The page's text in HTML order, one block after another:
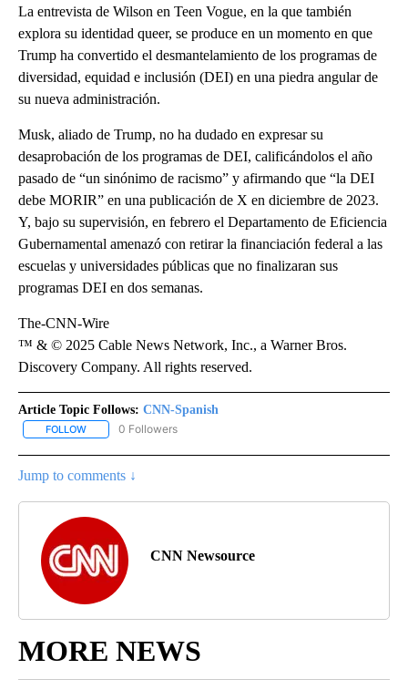
La entrevista de Wilson en Teen Vogue, en la que también
explora su identidad queer, se produce en un momento en que
Trump ha convertido el desmantelamiento de los programas de
diversidad, equidad e inclusión (DEI) en una piedra angular de
su nueva administración.
Musk, aliado de Trump, no ha dudado en expresar su
desaprobación de los programas de DEI, calificándolos el año
pasado de “un sinónimo de racismo” y afirmando que “la DEI
debe MORIR” en una publicación de X en diciembre de 2023.
Y, bajo su supervisión, en febrero el Departamento de Eficiencia
Gubernamental amenazó con retirar la financiación federal a las
escuelas y universidades públicas que no finalizaran sus
programas DEI en dos semanas.
The-CNN-Wire
™ & © 2025 Cable News Network, Inc., a Warner Bros.
Discovery Company. All rights reserved.
Article Topic Follows: CNN-Spanish
FOLLOW FOLLOW "CNN-SPANISH" TO RECEIVE NOTIFICATIONS ABOUT
0 Followers
Jump to comments ↓
CNN Newsource
MORE NEWS